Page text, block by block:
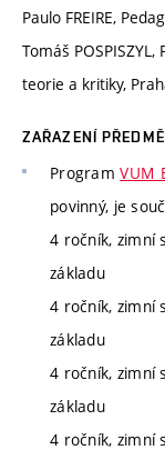
Paulo FREIRE,
Tomáš
teorie a kritiky,
ZAŘAZENÍ
Program
povinný, je
4 ročník, zimní
základu
4 ročník, zimní
základu
4 ročník, zimní
základu
4 ročník, zimní